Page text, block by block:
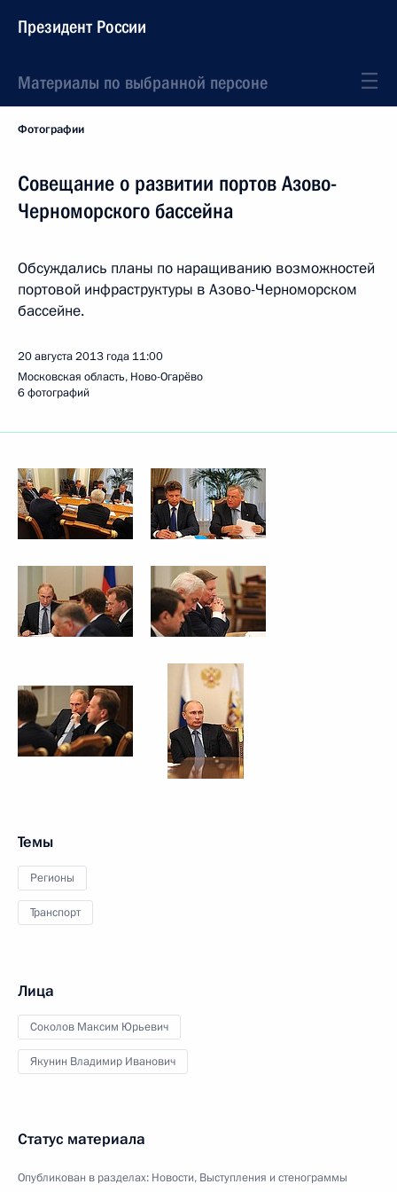
Президент России
Материалы по выбранной персоне
Фотографии
Совещание о развитии портов Азово-
Черноморского бассейна
Обсуждались планы по наращиванию возможностей
портовой инфраструктуры в Азово-Черноморском
бассейне.
20 августа 2013 года 11:00
Московская область, Ново-Огарёво
6 фотографий
Темы
Регионы
Транспорт
Лица
Соколов Максим Юрьевич
Якунин Владимир Иванович
Статус материала
Опубликован в разделах: Новости, Выступления и стенограммы